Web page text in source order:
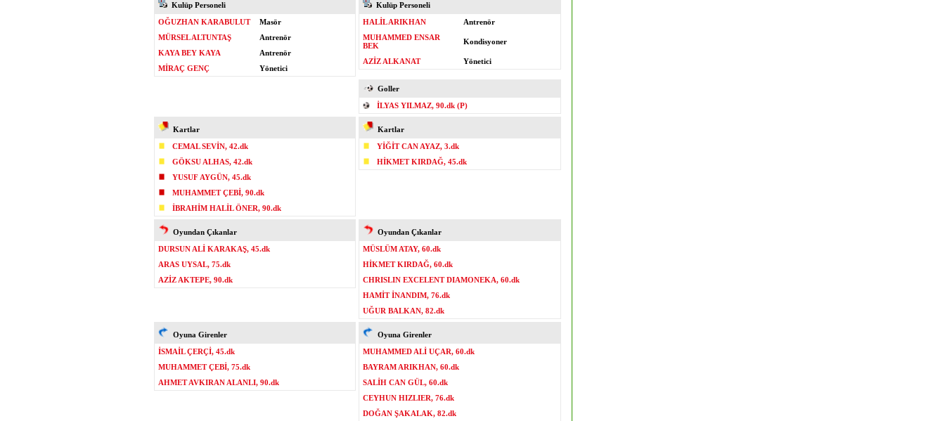
Kulüp Personeli
OĞUZHAN KARABULUT
Masör
MÜRSEL ALTUNTAŞ
Antrenör
KAYA BEY KAYA
Antrenör
MİRAÇ GENÇ
Yönetici
Kulüp Personeli
HALİL ARIKHAN
Antrenör
MUHAMMED ENSAR
BEK
Kondisyoner
AZİZ ALKANAT Yönetici
Goller
İLYAS YILMAZ, 90.dk (P)
Kartlar
CEMAL SEVİN, 42.dk
GÖKSU ALHAS, 42.dk
YUSUF AYGÜN, 45.dk
MUHAMMET ÇEBİ, 90.dk
İBRAHİM HALİL ÖNER, 90.dk
Kartlar
YİĞİT CAN AYAZ, 3.dk
HİKMET KIRDAĞ, 45.dk
Oyundan Çıkanlar
DURSUN ALİ KARAKAŞ, 45.dk
ARAS UYSAL, 75.dk
AZİZ AKTEPE, 90.dk
Oyundan Çıkanlar
MÜSLÜM ATAY, 60.dk
HİKMET KIRDAĞ, 60.dk
CHRISLIN EXCELENT DIAMONEKA, 60.dk
HAMİT İNANDIM, 76.dk
UĞUR BALKAN, 82.dk
Oyuna Girenler
İSMAİL ÇERÇİ, 45.dk
MUHAMMET ÇEBİ, 75.dk
AHMET AVKIRAN ALANLI, 90.dk
Oyuna Girenler
MUHAMMED ALİ UÇAR, 60.dk
BAYRAM ARIKHAN, 60.dk
SALİH CAN GÜL, 60.dk
CEYHUN HIZLIER, 76.dk
DOĞAN ŞAKALAK, 82.dk